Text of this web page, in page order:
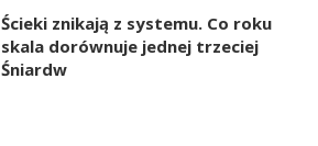
Ścieki znikają z systemu. Co roku
skala dorównuje jednej trzeciej
Śniardw